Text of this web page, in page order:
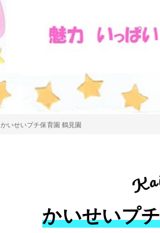
かいせいプチ保育園 鶴見園
かいせいプ